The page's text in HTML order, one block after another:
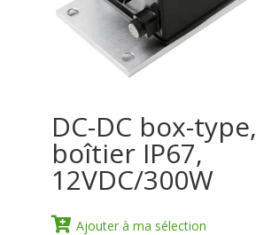
DC-DC box-type,
boîtier IP67,
12VDC/300W
Ajouter à ma sélection